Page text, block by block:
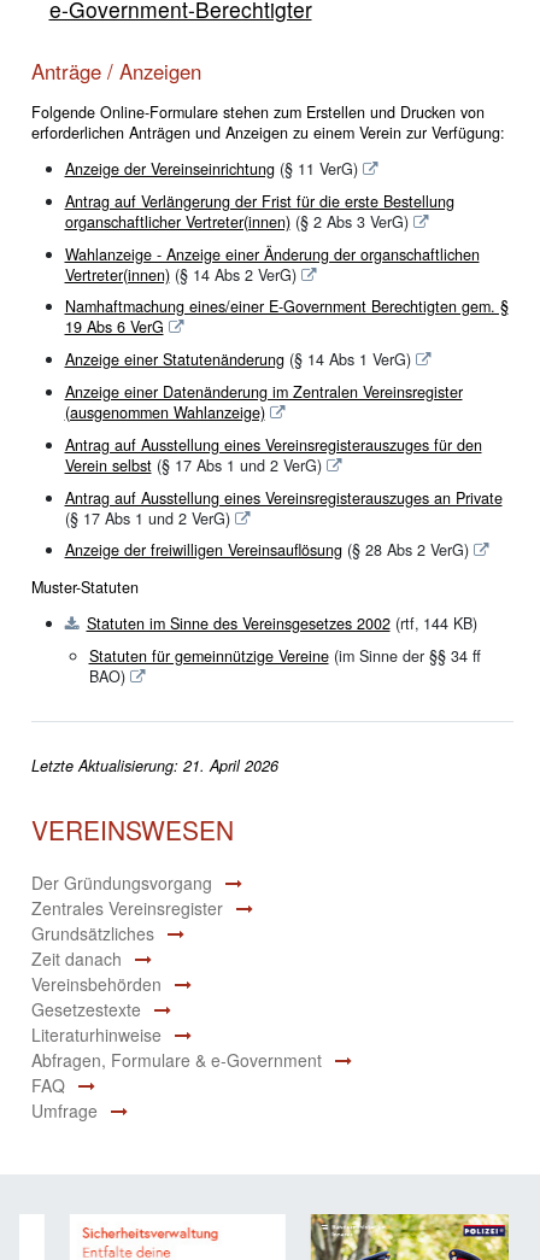
e-Government-Berechtigter
Anträge / Anzeigen
Folgende Online-Formulare stehen zum Erstellen und Drucken von
erforderlichen Anträgen und Anzeigen zu einem Verein zur Verfügung:
Anzeige der Vereinseinrichtung(§ 11 VerG)
Antrag auf Verlängerung der Frist für die erste Bestellung
organschaftlicher Vertreter(innen)(§ 2 Abs 3 VerG)
Wahlanzeige - Anzeige einer Änderung der organschaftlichen
Vertreter(innen)(§ 14 Abs 2 VerG)
Namhaftmachung eines/einer E-Government Berechtigten gem. §
19 Abs 6 VerG
Anzeige einer Statutenänderung(§ 14 Abs 1 VerG)
Anzeige einer Datenänderung im Zentralen Vereinsregister
(ausgenommen Wahlanzeige)
Antrag auf Ausstellung eines Vereinsregisterauszuges für den
Verein selbst(§ 17 Abs 1 und 2 VerG)
Antrag auf Ausstellung eines Vereinsregisterauszuges an Private
(§ 17 Abs 1 und 2 VerG)
Anzeige der freiwilligen Vereinsauflösung(§ 28 Abs 2 VerG)
Muster-Statuten
Statuten im Sinne des Vereinsgesetzes 2002(rtf, 144 KB)
Statuten für gemeinnützige Vereine(im Sinne der §§ 34 ff
BAO)
Letzte Aktualisierung: 21. April 2026
VEREINSWESEN
Der Gründungsvorgang
Zentrales Vereinsregister
Grundsätzliches
Zeit danach
Vereinsbehörden
Gesetzestexte
Literaturhinweise
Abfragen, Formulare & e-Government
FAQ
Umfrage